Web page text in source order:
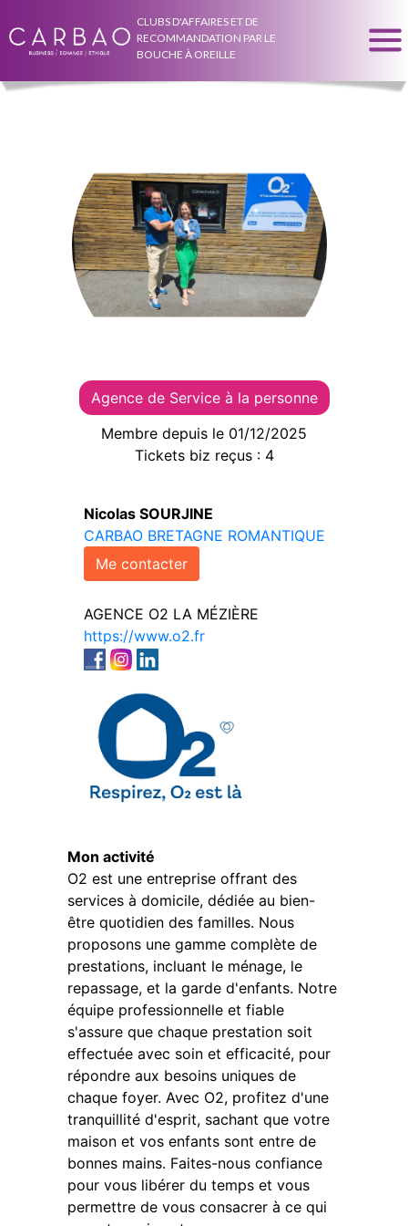
CLUBS D'AFFAIRES ET DE
RECOMMANDATION PAR LE
BOUCHE À OREILLE
Agence de Service à la personne
Membre depuis le 01/12/2025
Tickets biz reçus : 4
Nicolas SOURJINE
CARBAO BRETAGNE ROMANTIQUE
Me contacter
AGENCE O2 LA MÉZIÈRE
https://www.o2.fr
Mon activité
O2 est une entreprise offrant des
services à domicile, dédiée au bien-
être quotidien des familles. Nous
proposons une gamme complète de
prestations, incluant le ménage, le
repassage, et la garde d'enfants. Notre
équipe professionnelle et fiable
s'assure que chaque prestation soit
effectuée avec soin et efficacité, pour
répondre aux besoins uniques de
chaque foyer. Avec O2, profitez d'une
tranquillité d'esprit, sachant que votre
maison et vos enfants sont entre de
bonnes mains. Faites-nous confiance
pour vous libérer du temps et vous
permettre de vous consacrer à ce qui